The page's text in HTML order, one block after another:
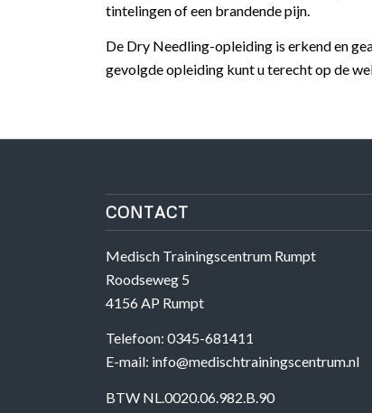
tintelingen of een brandende pijn.
De Dry Needling-opleiding is erkend en
gevolgde opleiding kunt u terecht op de
CONTACT
Medisch Trainingscentrum Rumpt
Roodseweg 5
4156 AP Rumpt
Telefoon: 0345-681411
E-mail: info@medischtrainingscentrum.nl
BTW NL.0020.06.982.B.90